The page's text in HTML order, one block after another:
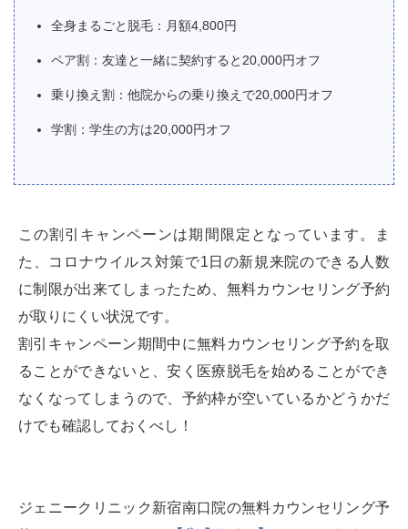
全身まるごと脱毛：月額4,800円
ペア割：友達と一緒に契約すると20,000円オフ
乗り換え割：他院からの乗り換えで20,000円オフ
学割：学生の方は20,000円オフ
この割引キャンペーンは期間限定となっています。ま
た、コロナウイルス対策で1日の新規来院のできる人数
に制限が出来てしまったため、無料カウンセリング予約
が取りにくい状況です。
割引キャンペーン期間中に無料カウンセリング予約を取
ることができないと、安く医療脱毛を始めることができ
なくなってしまうので、予約枠が空いているかどうかだ
けでも確認しておくべし！
ジェニークリニック新宿南口院の無料カウンセリング予